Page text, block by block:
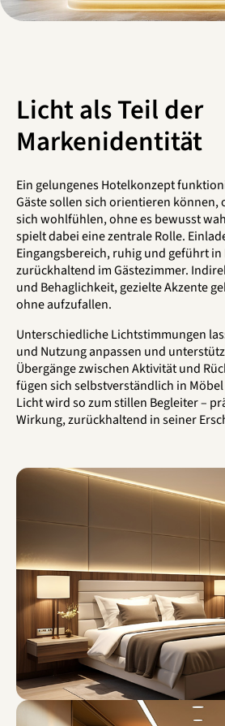
Licht als Teil der
Markenidentität
Ein gelungenes Hotelkonzept
Gäste sollen sich orientieren können,
sich wohlfühlen, ohne es bewusst
spielt dabei eine zentrale Rolle.
Eingangsbereich, ruhig und geführt
zurückhaltend im Gästezimmer.
und Behaglichkeit, gezielte Akzente
ohne aufzufallen.
Unterschiedliche Lichtstimmungen
und Nutzung anpassen und
Übergänge zwischen Aktivität und
fügen sich selbstverständlich in
Licht wird so zum stillen Begleiter –
Wirkung, zurückhaltend in seiner